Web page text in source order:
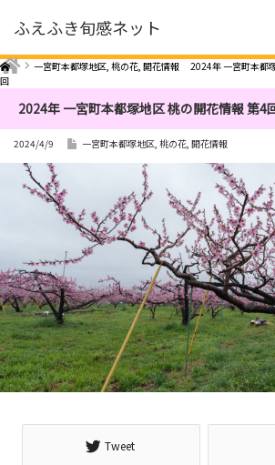
ふえふき旬感ネット
Home 一宮町本都塚地区, 桃の花, 開花情報
2024年 一宮町本都
回
2024年 一宮町本都塚地区 桃の開花情報 第4
2024/4/9 一宮町本都塚地区, 桃の花, 開花情報
Tweet